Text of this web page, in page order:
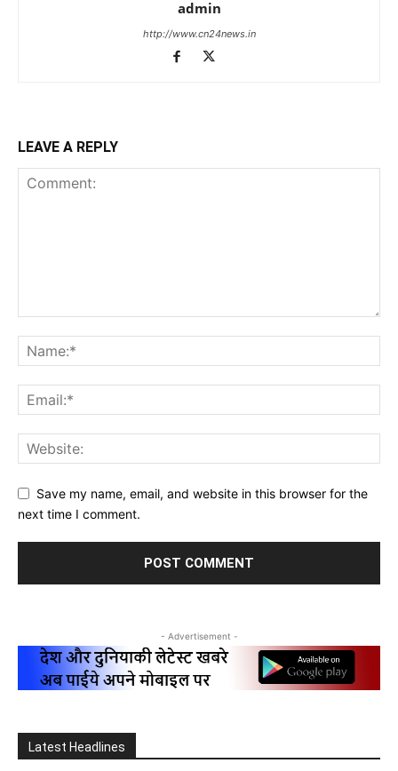
admin
http://www.cn24news.in
LEAVE A REPLY
Save my name, email, and website in this browser for the
next time I comment.
- Advertisement -
Latest Headlines